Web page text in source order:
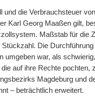
und die Verbrauchsteuer
Karl Georg Maaßen gilt,
Maßstab für die
Die
umgeben war, als
auf ihre Rechte pochten,
Magdeburg und
– beträchtlich erweitert.